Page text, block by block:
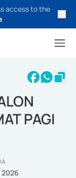
access to the
PAGI